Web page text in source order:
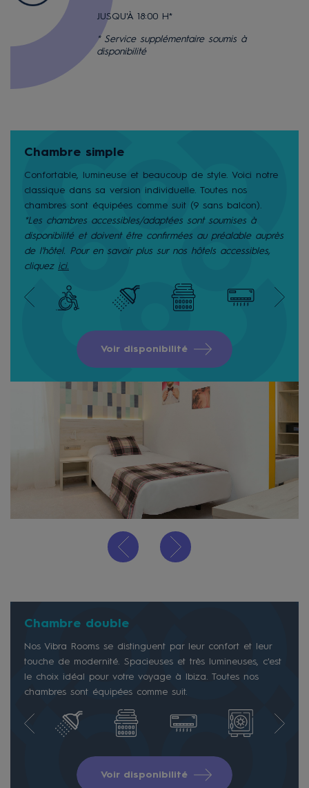
JUSQU'À 18:00 H*
* Service supplémentaire soumis à
disponibilité
Chambre simple
Confortable, lumineuse et beaucoup de style. Voici notre
classique dans sa version individuelle. Toutes nos
chambres sont équipées comme suit (9 sans balcon).
*Les chambres accessibles/adaptées sont soumises à
disponibilité et doivent être confirmées au préalable auprès
de l'hôtel. Pour en savoir plus sur nos hôtels accessibles,
cliquez ici.
Voir disponibilité
Chambre double
Nos Vibra Rooms se distinguent par leur confort et leur
touche de modernité. Spacieuses et très lumineuses, c'est
le choix idéal pour votre voyage à Ibiza. Toutes nos
chambres sont équipées comme suit.
Voir disponibilité